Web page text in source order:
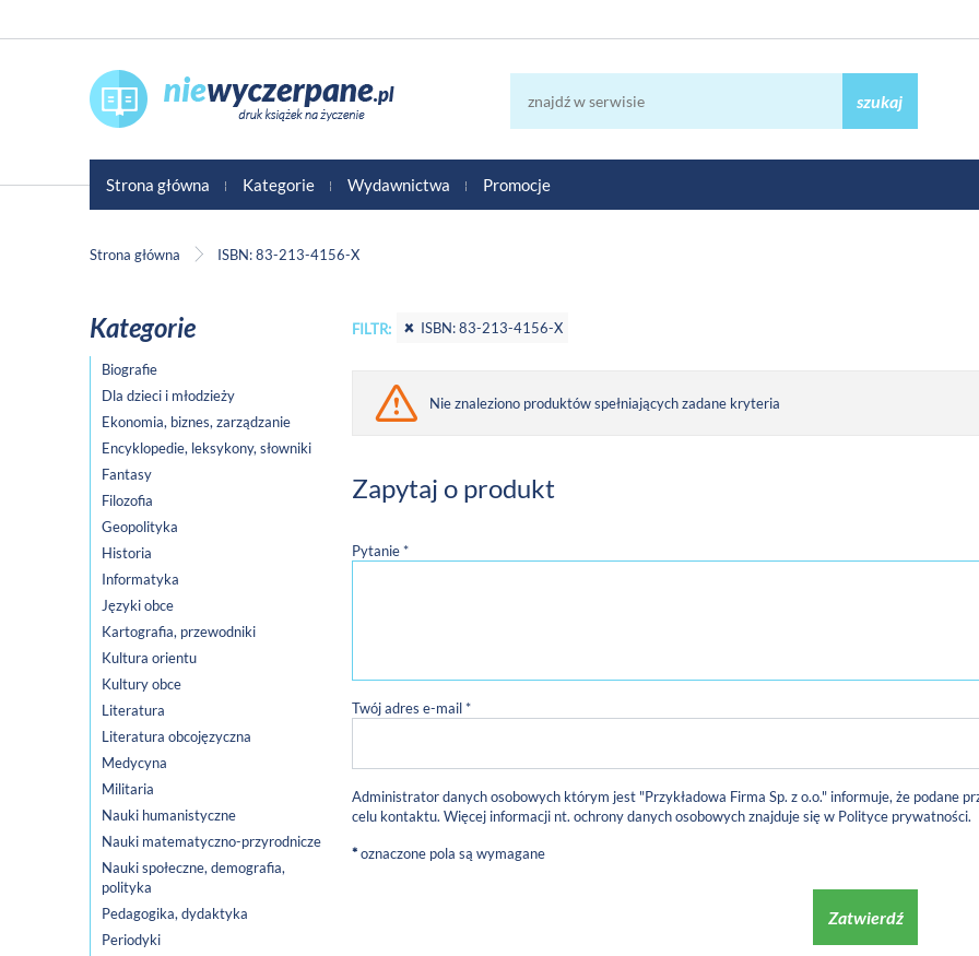
szukaj
Strona główna Kategorie Wydawnictwa Promocje
Strona główna ISBN: 83-213-4156-X
Kategorie
Biografie
Dla dzieci i młodzieży
Ekonomia, biznes, zarządzanie
Encyklopedie, leksykony, słowniki
Fantasy
Filozofia
Geopolityka
Historia
Informatyka
Języki obce
Kartografia, przewodniki
Kultura orientu
Kultury obce
Literatura
Literatura obcojęzyczna
Medycyna
Militaria
Nauki humanistyczne
Nauki matematyczno-przyrodnicze
Nauki społeczne, demografia,
polityka
Pedagogika, dydaktyka
Periodyki
FILTR: ISBN: 83-213-4156-X
Nie znaleziono produktów spełniających zadane kryteria
Zapytaj o produkt
Pytanie *
Twój adres e-mail *
Administrator danych osobowych którym jest "Przykładowa Firma Sp. z o.o." informuje, że podane
celu kontaktu. Więcej informacji nt. ochrony danych osobowych znajduje się w Polityce prywatności.
*oznaczone pola są wymagane
Zatwierdź